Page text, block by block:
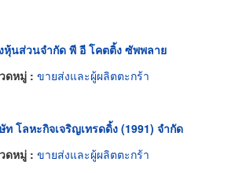
หุ้นส่วนจำกัด พี อี โคตติ้ง ซัพพลาย
ดหมู่ : ขายส่งและผู้ผลิตตะกร้า
ท โลหะกิจเจริญเทรดดิ้ง (1991) จำกัด
ดหมู่ : ขายส่งและผู้ผลิตตะกร้า